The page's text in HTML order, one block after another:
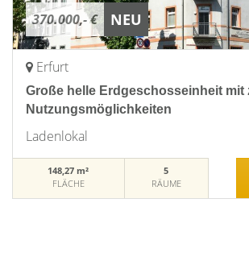
370.000,- € NEU
Erfurt
Große helle Erdgeschosseinheit mit
Nutzungsmöglichkeiten
Ladenlokal
148,27 m²
FLÄCHE
5
RÄUME